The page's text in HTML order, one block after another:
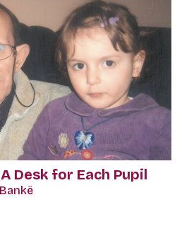
Desk for Each Pupil